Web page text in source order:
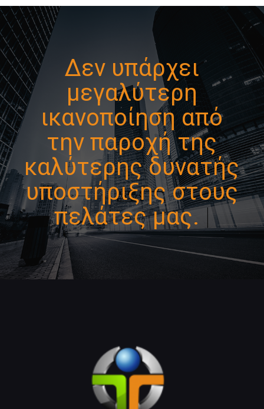
Δεν υπάρχει
μεγαλύτερη
ικανοποίηση από
την παροχή της
καλύτερης δυνατής
υποστήριξης στους
πελάτες μας. |